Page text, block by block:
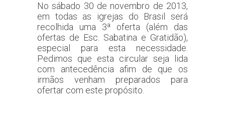
No sábado 30 de novembro de 2013,
em todas as igrejas do Brasil será
recolhida uma 3ª oferta (além das
ofertas de Esc. Sabatina e Gratidão),
especial para esta necessidade.
Pedimos que esta circular seja lida
com antecedência afim de que os
irmãos venham preparados para
ofertar com este propósito.